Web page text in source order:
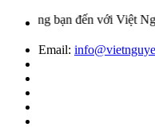
bạn đến với Việt
Email: